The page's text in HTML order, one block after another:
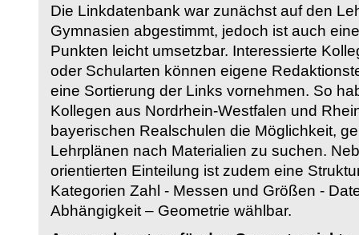
Die Linkdatenbank war zunächst auf den
Gymnasien abgestimmt, jedoch ist auch
Punkten leicht umsetzbar. Interessierte
oder Schularten können eigene
eine Sortierung der Links vornehmen. So
Kollegen aus Nordrhein-Westfalen und
bayerischen Realschulen die Möglichkeit,
Lehrplänen nach Materialien zu suchen.
orientierten Einteilung ist zudem eine
Kategorien Zahl - Messen und Größen -
Abhängigkeit – Geometrie wählbar.